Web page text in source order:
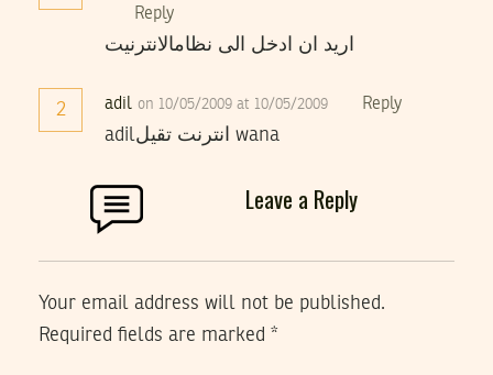
Reply
اريد ان ادخل الى نظامالانترنيت
2 adil on 10/05/2009 at 10/05/2009 Reply
adilانترنت تقيل wana
Leave a Reply
Your email address will not be published.
Required fields are marked *